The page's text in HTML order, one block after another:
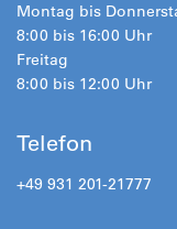
Montag bis
8:00 bis 16:00 Uhr
Freitag
8:00 bis 12:00 Uhr
Telefon
+49 931 201-21777